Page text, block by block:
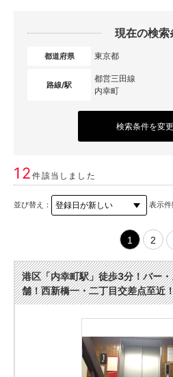
現在の検索
都道府県 東京都
路線/駅
都営三田線
内幸町
検索条件を変
12件該当しました
並び替え： 表示件
1 2
港区「内幸町駅」徒歩3分！バー
舗！西新橋一・二丁目交差点至近